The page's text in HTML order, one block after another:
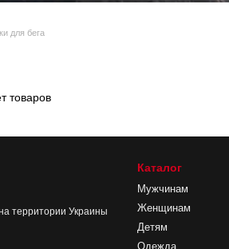
для бега
товаров
территории Украины
Каталог
Мужчинам
Женщинам
Детям
Одежда